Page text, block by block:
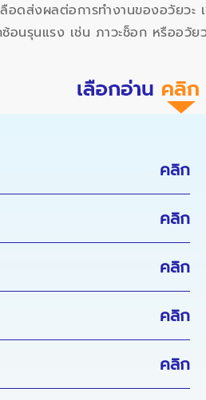
อดส่งผลต่อการทำงานของอวัยวะ
อนรุนแรง เช่น ภาวะช็อก หรืออวัย
คลิก
คลิก
คลิก
คลิก
คลิก